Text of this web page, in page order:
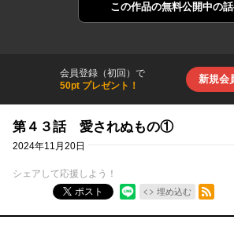
この作品の無料公開中の
会員登録（初回）で
50pt プレゼント！
新規会
第４３話 愛されぬもの①
2024年11月20日
シェアして応援しよう！
ポスト
埋め込む
RSSフィード